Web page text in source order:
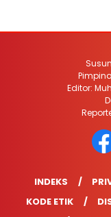
Editor:
INDEKS
KODE ETIK